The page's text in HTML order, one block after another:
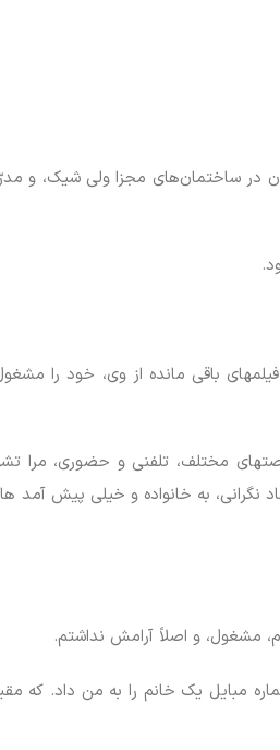
در ساختمان‌های مجزا ولی شیک، و
باقی مانده از وی، خود را
مختلف، تلفنی و حضوری، مرا
نگرانی، به خانواده و خیلی پیش آمد
مشغول، و اصلاً آرامش نداشتم.
مبایل یک خانم را به من داد. که